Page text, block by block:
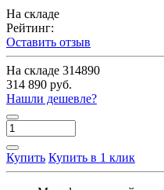
На складе
Рейтинг:
Оставить отзыв
На складе 314890
314 890 руб.
Нашли дешевле?
Купить Купить в 1 клик